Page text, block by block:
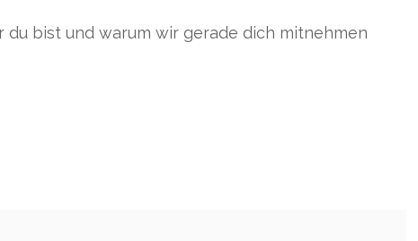
bist und warum wir gerade dich mitnehmen